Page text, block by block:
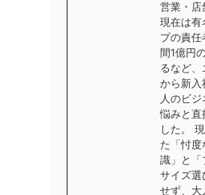
営業・店
現在は有
プの責
間1億円
るなど、
から新入
人のビ
悩みと直
した。
た「忖度
識」と「
サイズ選
せず、大